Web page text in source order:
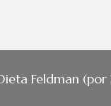
Feldman (por